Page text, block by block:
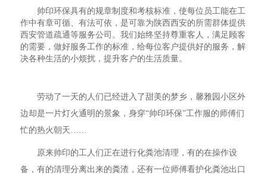
帅印环保具有的规章制度和考核标准，使每位员工能在工
作中有章可循、有法可依，是可靠为陕西西安的所需群体提供
西安管道疏通等服务公司。我们始终坚持尊重客人，满足顾客
的需要，做好服务工作的标准，给每位客户提供好的服务，解
决各种生活的小烦扰，提升客户的生活质量。
劳动了一天的人们已经进入了甜美的梦乡，馨雅园小区外
边却是一片灯火通明的景象，身穿“帅印环保”工作服的师傅们
忙的热火朝天……
原来帅印的工人们正在进行化粪池清理，有的在操作设
备，有的清理分离出来的粪渣，还有一位师傅看护化粪池出口